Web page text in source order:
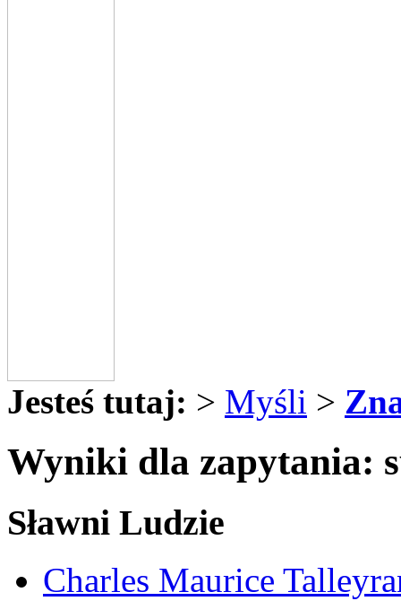
Jesteś tutaj: > Myśli >
Wyniki dla zapytania:
Sławni Ludzie
Charles Maurice